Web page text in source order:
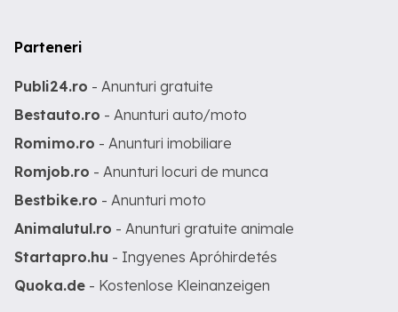
Parteneri
Publi24.ro - Anunturi gratuite
Bestauto.ro - Anunturi auto/moto
Romimo.ro - Anunturi imobiliare
Romjob.ro - Anunturi locuri de munca
Bestbike.ro - Anunturi moto
Animalutul.ro - Anunturi gratuite animale
Startapro.hu - Ingyenes Apróhirdetés
Quoka.de - Kostenlose Kleinanzeigen